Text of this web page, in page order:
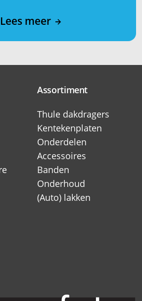
Lees meer
Assortiment
Thule dakdragers
Kentekenplaten
Onderdelen
Accessoires
Banden
Onderhoud
(Auto) lakken